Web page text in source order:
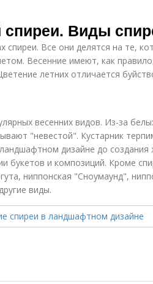
Виды
Все они делятся на те,
Весенние имеют, как
летних отличается
весенних видов. Из-за
"невестой". Кустарник
дизайне до создания
букетов и композиций. Кроме
ниппонская "Сноумаунд",
виды.